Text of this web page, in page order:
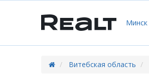
Минск
Витебская область